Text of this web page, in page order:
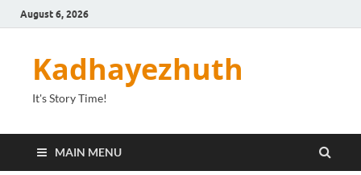
August 6, 2026
Kadhayezhuth
It's Story Time!
MAIN MENU